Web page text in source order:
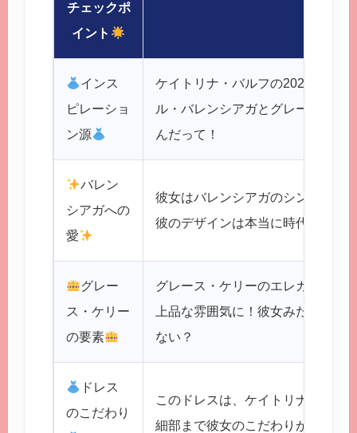
チェックポ
イント
インス
ピレーショ
ン源
ケイトリナ・バルフの2022年オス
ル・バレンシアガとグレース・ケ
んだって！
バレン
シアガへの
愛
彼女はバレンシアガのシンプルで
彼のデザインは本当に時代を超越
グレー
ス・ケリー
の要素
グレース・ケリーのエレガントさ
上品な雰囲気に！彼女みたいなプ
ない？
ドレス
のこだわり
このドレスは、ケイトリナ自身も
細部まで彼女のこだわりが詰まっ